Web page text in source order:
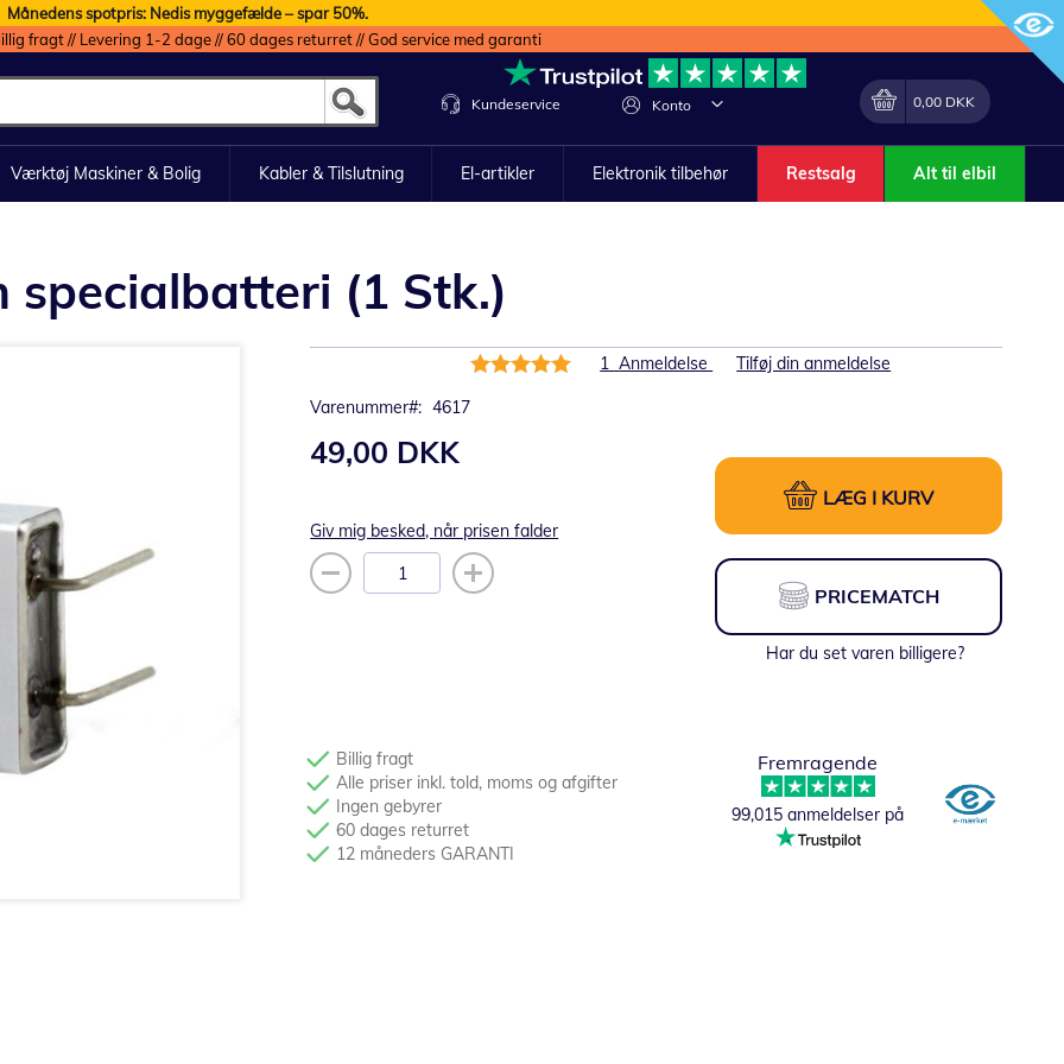
Månedens spotpris: Nedis myggefælde – spar 50%.
fragt // Levering 1-2 dage // 60 dages returret // God service med garanti
Konto
Lave
Min indkøbskurv
0,00 DKK
Kundeservice
Værktøj Maskiner & Bolig Kabler & Tilslutning El-artikler Elektronik tilbehør Restsalg Alt til elbil
specialbatteri (1 Stk.)
Varenummer 4617
Bedømmelse:
1Anmeldelse Tilføj din anmeldelse
49,00 DKK
Giv mig besked, når prisen falder
LÆG I KURV
PRICEMATCH
Har du set varen billigere?
Billig fragt
Alle priser inkl. told, moms og afgifter
Ingen gebyrer
60 dages returret
12 måneders GARANTI
Fremragende
99,015 anmeldelser på